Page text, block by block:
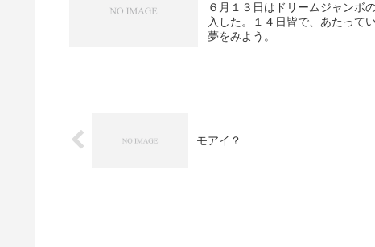
６月１３日はドリームジャンボ
入した。１４日皆で、あたって
夢をみよう。
モアイ？